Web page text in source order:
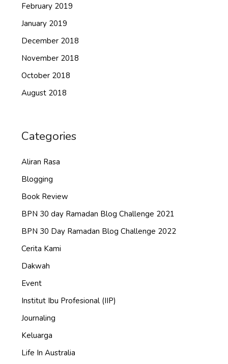
February 2019
January 2019
December 2018
November 2018
October 2018
August 2018
Categories
Aliran Rasa
Blogging
Book Review
BPN 30 day Ramadan Blog Challenge 2021
BPN 30 Day Ramadan Blog Challenge 2022
Cerita Kami
Dakwah
Event
Institut Ibu Profesional (IIP)
Journaling
Keluarga
Life In Australia